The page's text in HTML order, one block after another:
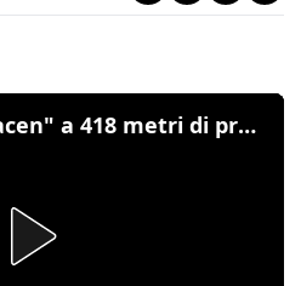
Sul relitto del "Saracen" a 418 metri di profondità